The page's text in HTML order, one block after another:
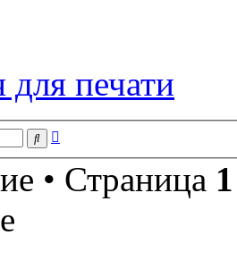
для печати
Поиск
• Страница 1